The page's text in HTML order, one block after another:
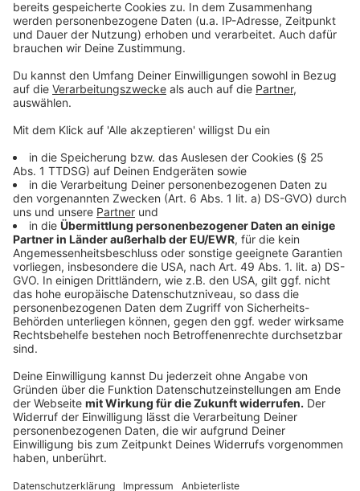
Himmel lässt Urlaubsstimmung aufkommen – ganz
ohne große Planung.
3. Challenge: 24 Stunden autofrei
Startet eine kleine persönliche Herausforderung: Für
einen Tag auf das Auto verzichten und alle Wege mit
demFahrrad, zu Fuß oder per ÖPNV zurücklegen. Das
schärft das Bewusstsein für nachhaltige Mobilität und
spart nebenbei CO₂ und Spritkosten.
Anzeige
4. Zur Arbeit pendeln – ganz ohne Stress
Anzeige
Viele Strecken im Stadtgebiet lassen sich schneller
und entspannter mit dem Rad bewältigen als mit dem
Auto. Nutzt einen Tag, um es auszuprobieren –